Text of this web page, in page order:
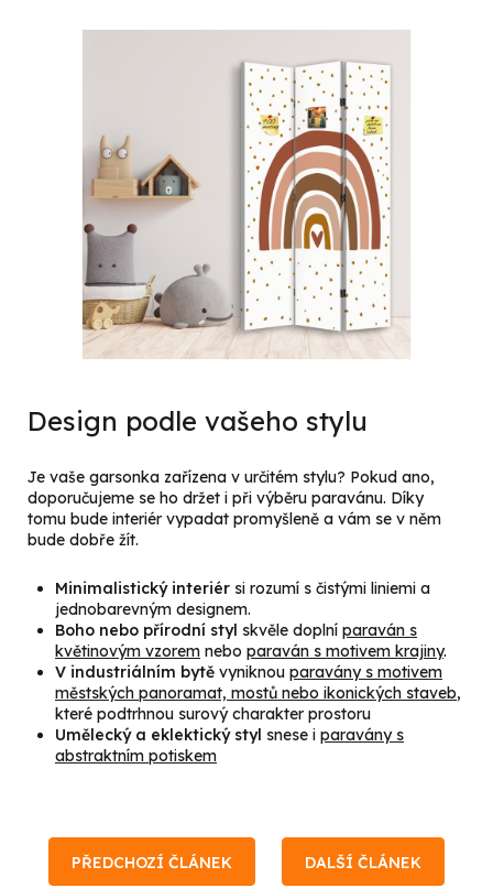
Design podle vašeho stylu
Je vaše garsonka zařízena v určitém stylu? Pokud ano,
doporučujeme se ho držet i při výběru paravánu. Díky
tomu bude interiér vypadat promyšleně a vám se v něm
bude dobře žít.
Minimalistický interiér si rozumí s čistými liniemi a
jednobarevným designem.
Boho nebo přírodní styl skvěle doplní paraván s
květinovým vzorem nebo paraván s motivem krajiny.
V industriálním bytě vyniknou paravány s motivem
městských panoramat, mostů nebo ikonických staveb,
které podtrhnou surový charakter prostoru
Umělecký a eklektický styl snese i paravány s
abstraktním potiskem
PŘEDCHOZÍ ČLÁNEK DALŠÍ ČLÁNEK